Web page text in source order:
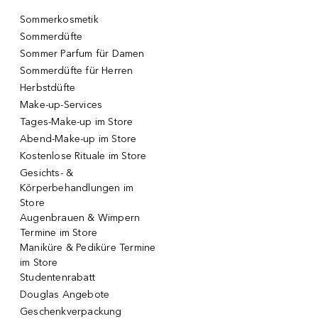
Sommerkosmetik
Sommerdüfte
Sommer Parfum für Damen
Sommerdüfte für Herren
Herbstdüfte
Make-up-Services
Tages-Make-up im Store
Abend-Make-up im Store
Kostenlose Rituale im Store
Gesichts- &
Körperbehandlungen im
Store
Augenbrauen & Wimpern
Termine im Store
Maniküre & Pediküre Termine
im Store
Studentenrabatt
Douglas Angebote
Geschenkverpackung